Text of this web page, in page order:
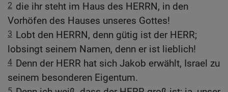
2 die ihr steht im Haus des HERRN, in den
Vorhöfen des Hauses unseres Gottes!
3 Lobt den HERRN, denn gütig ist der HERR;
lobsingt seinem Namen, denn er ist lieblich!
4 Denn der HERR hat sich Jakob erwählt, Israel zu
seinem besonderen Eigentum.